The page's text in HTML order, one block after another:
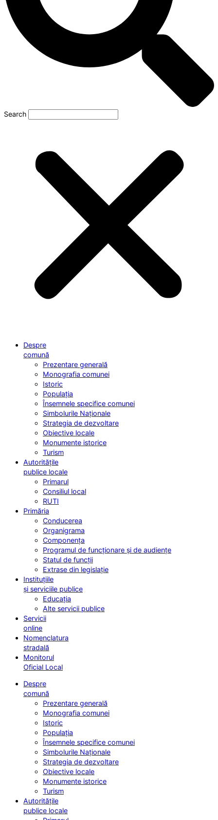
Search
Despre
comună
Prezentare generală
Monografia comunei
Istoric
Populația
Însemnele specifice comunei
Simbolurile Naționale
Strategia de dezvoltare
Obiective locale
Monumente istorice
Turism
Autoritățile
publice locale
Primarul
Consiliul local
RUTI
Primăria
Conducerea
Organigrama
Componența
Programul de funcționare și de audiențe
Statul de funcții
Extrase din legislație
Instituțiile
și serviciile publice
Educația
Alte servicii publice
Servicii
online
Nomenclatura
stradală
Monitorul
Oficial Local
Despre
comună
Prezentare generală
Monografia comunei
Istoric
Populația
Însemnele specifice comunei
Simbolurile Naționale
Strategia de dezvoltare
Obiective locale
Monumente istorice
Turism
Autoritățile
publice locale